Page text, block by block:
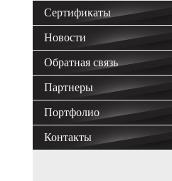
Сертификаты
Новости
Обратная связь
Партнеры
Портфолио
Контакты